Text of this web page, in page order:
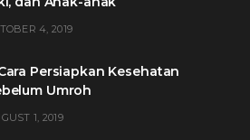
4, 2019
Persiapkan Kesehatan
Umroh
1, 2019